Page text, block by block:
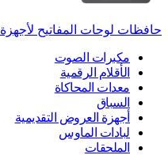
حافظات لوحات المفاتيح لأجهزة ‏iPad
مكبرات الصوت
الأقلام الرقمية
معدات المحاكاة
السباق
أجهزة العروض التقديمية
لبادات الماوس
الملحقات